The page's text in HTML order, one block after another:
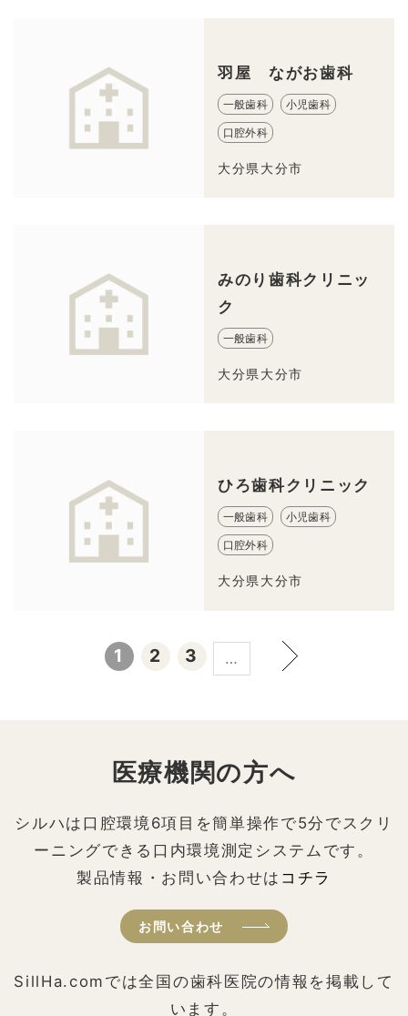
羽屋 ながお歯科
一般歯科 小児歯科
口腔外科
大分県大分市
みのり歯科クリニッ
ク
一般歯科
大分県大分市
ひろ歯科クリニック
一般歯科 小児歯科
口腔外科
大分県大分市
1 2 3 …
医療機関の方へ
シルハは口腔環境6項目を簡単操作で5分でスクリ
ーニングできる口内環境測定システムです。
製品情報・お問い合わせは コチラ
お問い合わせ
SillHa.comでは全国の歯科医院の情報を掲載して
います。